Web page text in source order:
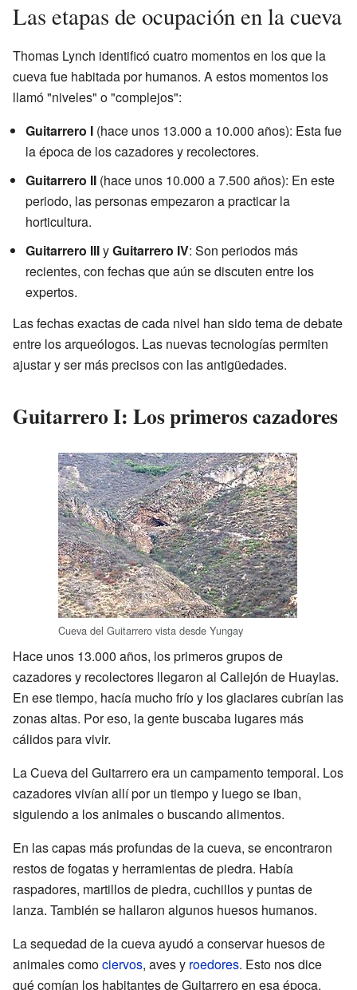
Las etapas de ocupación en la cueva
Thomas Lynch identificó cuatro momentos en los que la
cueva fue habitada por humanos. A estos momentos los
llamó "niveles" o "complejos":
Guitarrero I (hace unos 13.000 a 10.000 años): Esta fue
la época de los cazadores y recolectores.
Guitarrero II (hace unos 10.000 a 7.500 años): En este
periodo, las personas empezaron a practicar la
horticultura.
Guitarrero IIIyGuitarrero IV: Son periodos más
recientes, con fechas que aún se discuten entre los
expertos.
Las fechas exactas de cada nivel han sido tema de debate
entre los arqueólogos. Las nuevas tecnologías permiten
ajustar y ser más precisos con las antigüedades.
Guitarrero I: Los primeros cazadores
Cueva del Guitarrero vista desde Yungay
Hace unos 13.000 años, los primeros grupos de
cazadores y recolectores llegaron al Callejón de Huaylas.
En ese tiempo, hacía mucho frío y los glaciares cubrían las
zonas altas. Por eso, la gente buscaba lugares más
cálidos para vivir.
La Cueva del Guitarrero era un campamento temporal. Los
cazadores vivían allí por un tiempo y luego se iban,
siguiendo a los animales o buscando alimentos.
En las capas más profundas de la cueva, se encontraron
restos de fogatas y herramientas de piedra. Había
raspadores, martillos de piedra, cuchillos y puntas de
lanza. También se hallaron algunos huesos humanos.
La sequedad de la cueva ayudó a conservar huesos de
animales comociervos, aves y roedores. Esto nos dice
qué comían los habitantes de Guitarrero en esa época.